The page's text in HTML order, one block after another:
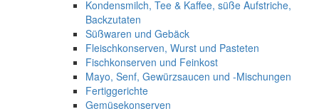
Kondensmilch, Tee & Kaffee, süße Aufstriche,
Backzutaten
Süßwaren und Gebäck
Fleischkonserven, Wurst und Pasteten
Fischkonserven und Feinkost
Mayo, Senf, Gewürzsaucen und -Mischungen
Fertiggerichte
Gemüsekonserven